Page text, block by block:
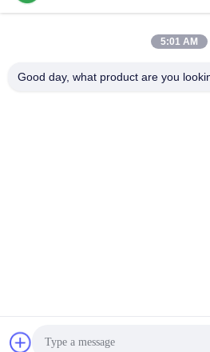
développement BAIWANG, n° 5298,
Politique de confidentialité
5:01 AM
Good day, what product are you